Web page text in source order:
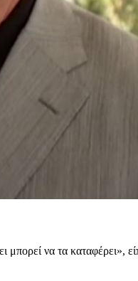
μπορεί να τα καταφέρει»,